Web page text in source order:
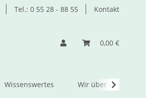
Tel.: 0 55 28 - 88 55 Kontakt
0,00 €
Wissenswertes Wir über uns